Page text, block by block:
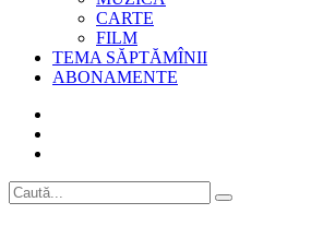
CARTE
FILM
TEMA SĂPTĂMÎNII
ABONAMENTE